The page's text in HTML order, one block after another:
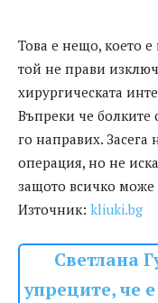
Това е нещо, което
той не прави
хирургическата
Въпреки че болките
го направих. Засега
операция, но не
защото всичко може
Източник: kliuki.bg
Светлана
упреците, че